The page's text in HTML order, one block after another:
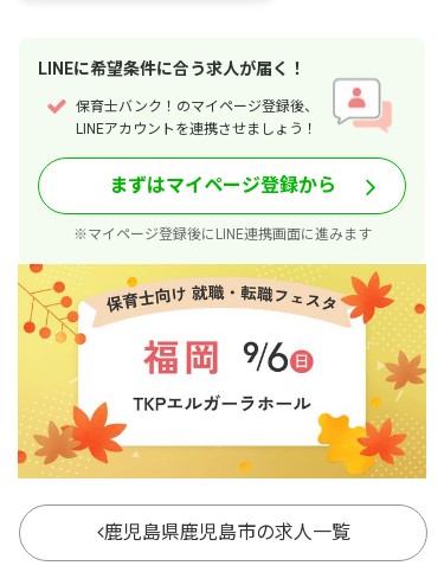
LINEに希望条件に合う求人が届く！
保育士バンク！のマイページ登録後、
LINEアカウントを連携させましょう！
まずはマイページ登録から
※マイページ登録後にLINE連携画面に進みます
鹿児島県鹿児島市の求人一覧